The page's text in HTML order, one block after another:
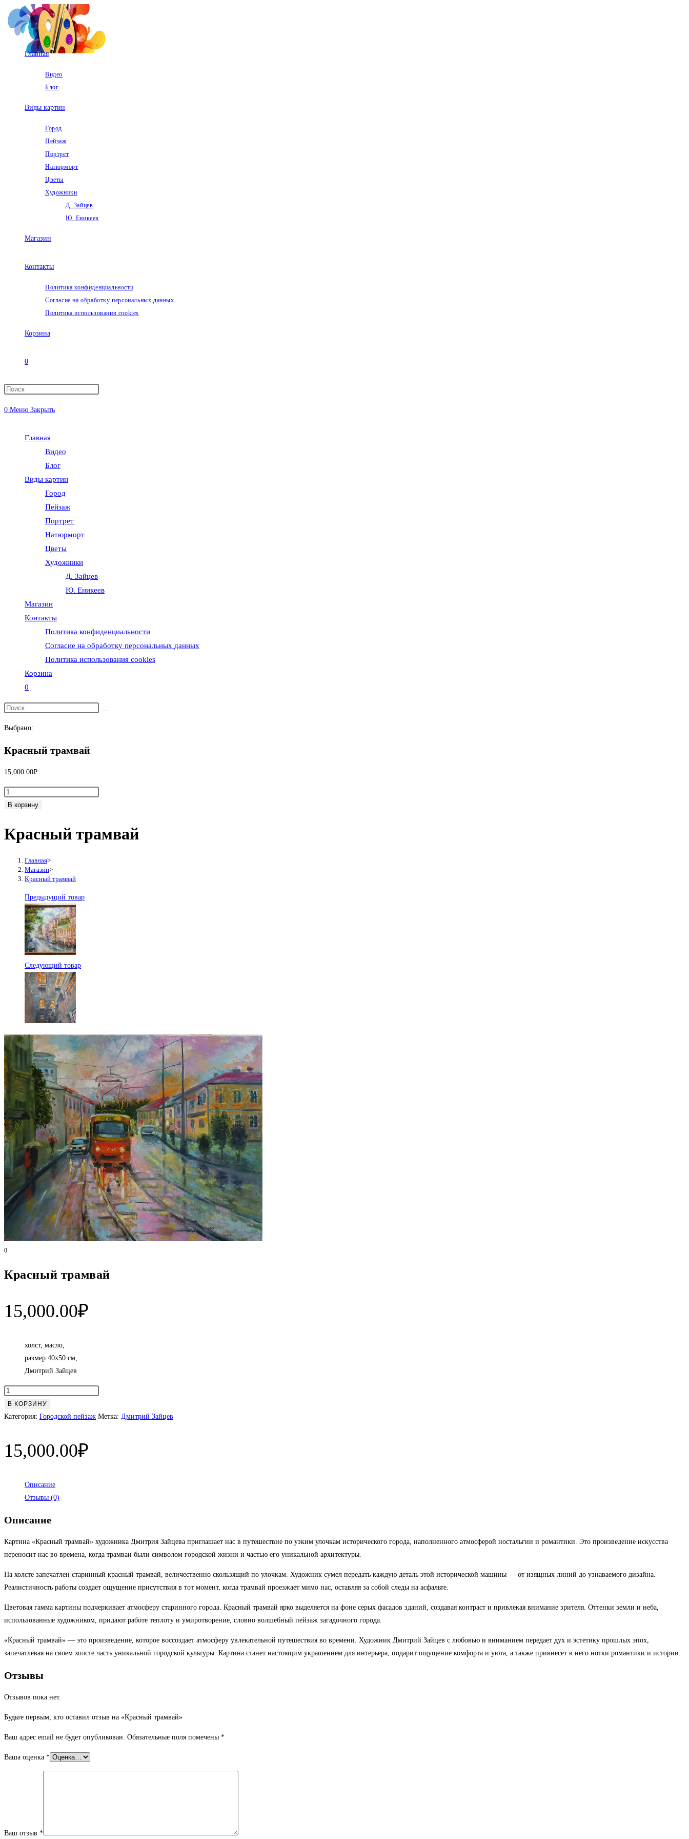
Перейти
содержимому
Главная
Видео
Блог
Виды картин
Город
Пейзаж
Портрет
Натюрморт
Цветы
Художники
Д. Зайцев
Ю. Еникеев
Магазин
Контакты
Политика конфиденциальности
Согласие на обработку персональных данных
Политика использования cookies
Корзина
0
Переключить
0 Меню Закрыть
Главная
Видео
Блог
Виды картин
Город
Пейзаж
Портрет
Натюрморт
Цветы
Художники
Д. Зайцев
Ю. Еникеев
Магазин
Контакты
Политика конфиденциальности
Согласие на обработку персональных данных
Политика использования cookies
Корзина
0
поиск
по
сайту
Выбрано:
Красный трамвай
15,000.00₽
Количество
товара
трамвай
В корзину
Красный трамвай
Главная>
Магазин>
Красный трамвай
Предыдущий товар
Следующий товар
0
Красный трамвай
15,000.00₽
холст, масло,
размер 40х50 см,
Дмитрий Зайцев
Количество
товара
Красный
В КОРЗИНУ
Категория: Городской пейзаж Метка: Дмитрий Зайцев
15,000.00₽
Описание
Отзывы (0)
Описание
Картина «Красный трамвай» художника Дмитрия Зайцева приглашает нас в путешествие по узким улочкам исторического города, наполненного атмосферой ностальгии и романтики. Это произведение искусства
переносит нас во времена, когда трамваи были символом городской жизни и частью его уникальной архитектуры.
На холсте запечатлен старинный красный трамвай, величественно скользящий по улочкам. Художник сумел передать каждую деталь этой исторической машины — от изящных линий до узнаваемого дизайна.
Реалистичность работы создает ощущение присутствия в тот момент, когда трамвай проезжает мимо нас, оставляя за собой следы на асфальте.
Цветовая гамма картины подчеркивает атмосферу старинного города. Красный трамвай ярко выделяется на фоне серых фасадов зданий, создавая контраст и привлекая внимание зрителя. Оттенки земли и неба,
использованные художником, придают работе теплоту и умиротворение, словно волшебный пейзаж загадочного города.
«Красный трамвай» — это произведение, которое воссоздает атмосферу увлекательной путешествия во времени. Художник Дмитрий Зайцев с любовью и вниманием передает дух и эстетику прошлых эпох,
запечатлевая на своем холсте часть уникальной городской культуры. Картина станет настоящим украшением для интерьера, подарит ощущение комфорта и уюта, а также привнесет в него нотки романтики и истории.
Отзывы
Отзывов пока нет.
Будьте первым, кто оставил отзыв на «Красный трамвай»
Ваш адрес email не будет опубликован. Обязательные поля помечены *
Ваша оценка *
Ваш отзыв *